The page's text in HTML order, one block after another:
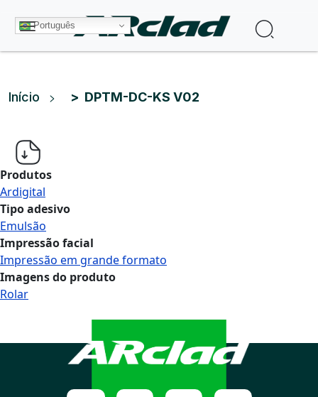
Português
Trilha de navegação
Início DPTM-DC-KS V02
Produtos
Ardigital
Tipo adesivo
Emulsão
Impressão facial
Impressão em grande formato
Imagens do produto
Rolar